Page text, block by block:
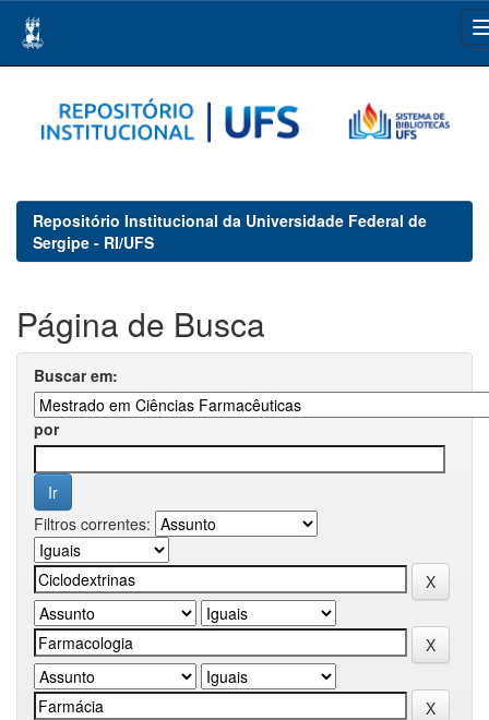
navigation
Repositório Institucional da Universidade Federal de
Sergipe - RI/UFS
Página de Busca
Buscar em:
por
Filtros correntes: